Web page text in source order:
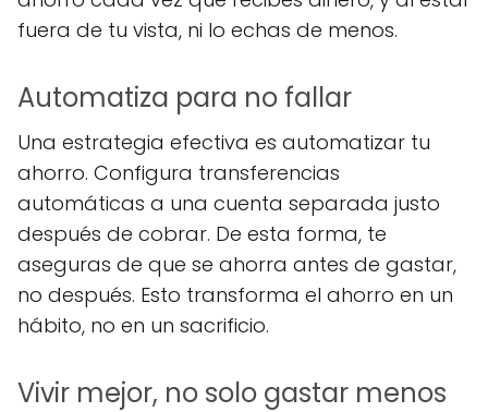
fuera de tu vista, ni lo echas de menos.
Automatiza para no fallar
Una estrategia efectiva es automatizar tu
ahorro. Configura transferencias
automáticas a una cuenta separada justo
después de cobrar. De esta forma, te
aseguras de que se ahorra antes de gastar,
no después. Esto transforma el ahorro en un
hábito, no en un sacrificio.
Vivir mejor, no solo gastar menos